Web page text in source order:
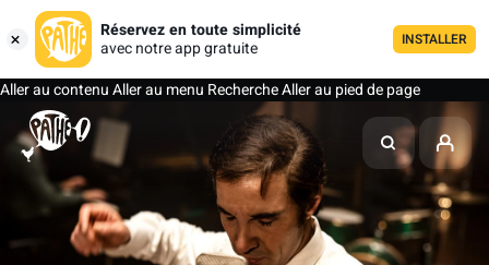
Réservez en toute simplicité
avec notre app gratuite
INSTALLER
Aller au contenuAller au menu RechercheAller au pied de page